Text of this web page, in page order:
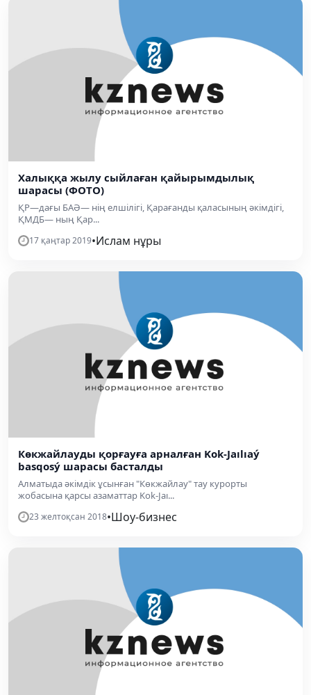
Халыққа жылу сыйлаған қайырымдылық
шарасы (ФОТО)
ҚР—дағы БАӘ— нің елшілігі, Қарағанды қаласының әкімдігі,
ҚМДБ— ның Қар...
17 қаңтар 2019•Ислам нұры
Көкжайлауды қорғауға арналған Kоk-Jaılıaý
basqosý шарасы басталды
Алматыда әкімдік ұсынған "Көкжайлау" тау курорты
жобасына қарсы азаматтар Kоk-Jaı...
23 желтоқсан 2018•Шоу-бизнес